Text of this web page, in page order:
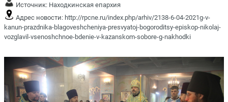
Источник: Находкинская епархия
Адрес новости: http://rpcne.ru/index.php/arhiv/2138-6-04-2021g-v-
kanun-prazdnika-blagoveshcheniya-presvyatoj-bogoroditsy-episkop-nikolaj-
vozglavil-vsenoshchnoe-bdenie-v-kazanskom-sobore-g-nakhodki